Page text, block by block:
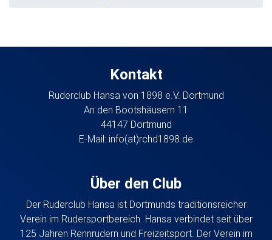
Kontakt
Ruderclub Hansa von 1898 e.V. Dortmund
An den Bootshäusern 11
44147 Dortmund
E-Mail: info(at)rchd1898.de
Über den Club
Der Ruderclub Hansa ist Dortmunds traditionsreicher
Verein im Rudersportbereich. Hansa verbindet seit über
125 Jahren Rennrudern und Freizeitsport. Der Verein im